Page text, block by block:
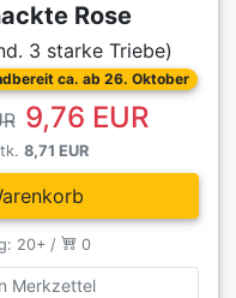
Rose
3 starke Triebe)
ca. ab 26. Oktober
9,76 EUR
8,71 EUR
20+ / 0
Merkzettel